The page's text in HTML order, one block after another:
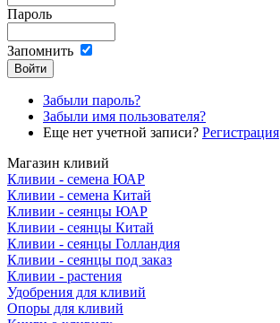
Пароль
Запомнить
Забыли пароль?
Забыли имя пользователя?
Еще нет учетной записи? Регистрация
Магазин кливий
Кливии - семена ЮАР
Кливии - семена Китай
Кливии - сеянцы ЮАР
Кливии - сеянцы Китай
Кливии - сеянцы Голландия
Кливии - сеянцы под заказ
Кливии - растения
Удобрения для кливий
Опоры для кливий